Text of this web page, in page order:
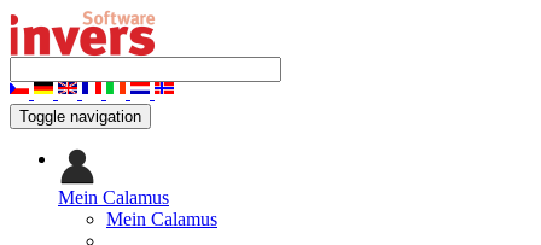
Toggle navigation
Mein Calamus
Mein Calamus